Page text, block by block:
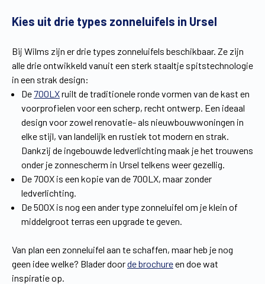
Kies uit drie types zonneluifels in Ursel
Bij Wilms zijn er drie types zonneluifels beschikbaar. Ze zijn
alle drie ontwikkeld vanuit een sterk staaltje spitstechnologie
in een strak design:
De 700LXruilt de traditionele ronde vormen van de kast en
voorprofielen voor een scherp, recht ontwerp. Een ideaal
design voor zowel renovatie- als nieuwbouwwoningen in
elke stijl, van landelijk en rustiek tot modern en strak.
Dankzij de ingebouwde ledverlichting maak je het trouwens
onder je zonnescherm in Ursel telkens weer gezellig.
De 700X is een kopie van de 700LX, maar zonder
ledverlichting.
De 500X is nog een ander type zonneluifel om je klein of
middelgroot terras een upgrade te geven.
Van plan een zonneluifel aan te schaffen, maar heb je nog
geen idee welke? Blader doorde brochureen doe wat
inspiratie op.